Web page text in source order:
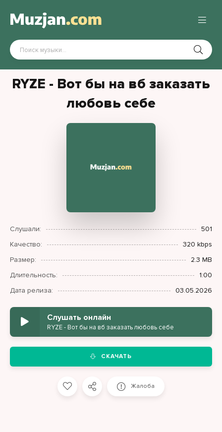
RYZE - Вот бы на вб заказать
любовь себе
Слушали:
501
Качество:
320 kbps
Размер:
2.3 MB
Длительность:
1:00
Дата релиза:
03.05.2026
Слушать онлайн
RYZE - Вот бы на вб заказать любовь себе
СКАЧАТЬ
Жалоба